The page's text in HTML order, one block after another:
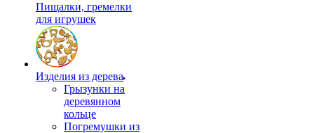
Пищалки, гремелки
для игрушек
Изделия из дерева
Грызунки на
деревянном
кольце
Погремушки из